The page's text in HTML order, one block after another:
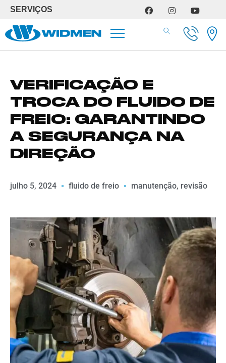
SERVIÇOS
VERIFICAÇÃO E
TROCA DO FLUIDO DE
FREIO: GARANTINDO
A SEGURANÇA NA
DIREÇÃO
julho 5, 2024 fluido de freio manutenção, revisão